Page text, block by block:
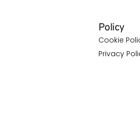
Policy
Cookie
Privacy